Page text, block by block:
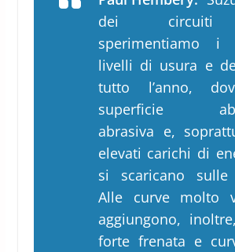
dei circuiti
sperimentiamo
livelli di usura e
tutto l’anno,
superficie
abrasiva e,
elevati carichi di
si scaricano sulle
Alle curve molto
aggiungono,
forte frenata e